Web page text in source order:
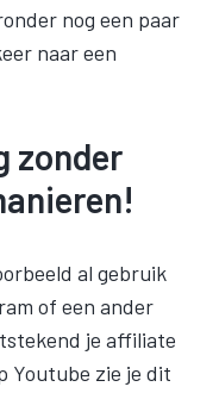
nog een paar
naar een
zonder
al gebruik
of een ander
je affiliate
Youtube zie je dit